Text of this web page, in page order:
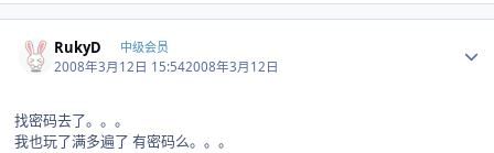
RukyD 中级会员
2008年3月12日 15:542008年3月12日
找密码去了。。。
我也玩了满多遍了 有密码么。。。